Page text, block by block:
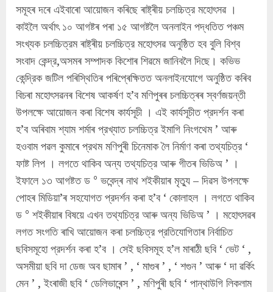
সমূহৰ দৰে এইবাৰাে আয়ােজন কৰিছে ৰাষ্ট্ৰীয় চলচ্চিত্র মহােৎসৱ ।
কাইলৈ অৰ্থাৎ ১০ আগষ্টৰ পৰা ১৫ আগষ্টলৈ অনলাইন পদ্ধতিত পঞ্চম
সংখ্যক চলচ্চিত্রম ৰাষ্ট্ৰীয় চলচ্চিত্র মহােৎসৱ অনুষ্ঠিত হব বুলি বিশ্ব
সংবাদ কেন্দ্র,অসমৰ সম্পাদক কিশোৰ শিৱমে জানিবলৈ দিছে। কভিভ
কেন্দ্রিক জটিল পৰিস্থিতিৰ পৰিপ্ৰেক্ষিতত অনলাইনযােগে অনুষ্ঠিত কৰিব
বিচৰা মহোৎসৱনৰ বিশেষ আকর্ষণ হ’ব মণিপুৰৰ চলচ্চিত্ৰৰ স্বর্ণজয়ন্তী
উপলক্ষে আয়োজন কৰা বিশেষ কার্যসূচী । এই কার্যসূচীত প্রদর্শন কৰা
হ’ব অৰিবাম শ্যাম শৰ্মাৰ প্রখ্যাত চলচ্চিত্র ইমাগি নিংগথেম ’ আৰু
হওবাম পৱল কুমাৰে প্রথম মণিপুৰী চিনেমাক লৈ নিৰ্মাণ কৰা তথ্যচিত্র ‘
ফাষ্ট লিপ । লগতে থাকিব অন্য তথ্যচিত্র আৰু গীতৰ ভিডিঅ ’ ।
ইফালে ১৩ আগষ্টত ড ° ভবেন্দ্ৰ নাথ শইকীয়াৰ মৃত্যু – দিৱস উপলক্ষে
পােহৰ মিডিয়া’ৰ সহযােগত প্রদর্শন কৰা হ’ব ‘ কোলাহল । লগতে থাকিব
ড ° শইকীয়াৰ বিষয়ে এখন তথ্যচিত্র আৰু অন্য ভিডিঅ ’ । মহােৎসৱৰ
লগত সংগতি ৰাখি আয়োজন কৰা চলচ্চিত্র প্রতিযােগিতাৰ নির্বাচিত
ছবিসমূহাে প্রদর্শন কৰা হ’ব । সেই ছবিসমূহ হ’ল মাৰাঠী ছবি ‘ ভেট ‘ ,
অসমীয়া ছবি দা ডেজ অব ছামাৰ ’ , ‘ মাগুৰ ’ , ‘ শগুন ’ আৰু ‘ দা ৱৰ্কিং
মেন ’ , ইংৰাজী ছবি ‘ ডেলিভাৰেন্স ’ , মণিপুৰী ছবি ‘ পান্থাউগি লিকলাম